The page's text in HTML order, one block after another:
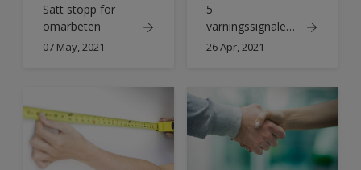
Sätt stopp för
omarbeten
07 May, 2021
5
varningssignaler
för ett nytt jobb
26 Apr, 2021